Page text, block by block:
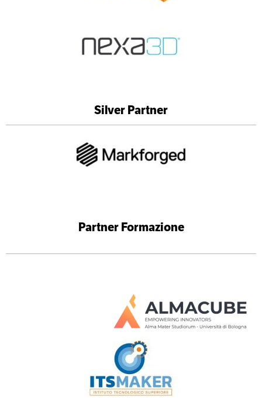
Silver Partner
Partner Formazione